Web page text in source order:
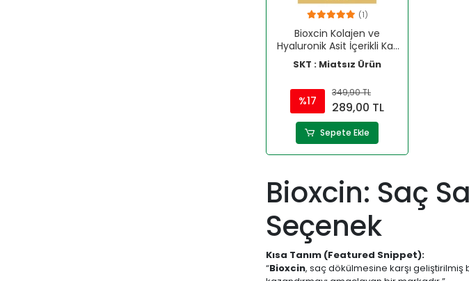
(1)
Bioxcin Kolajen ve
Hyaluronik Asit İçerikli Kaş
ve Kirpik Serumu 3 ml
SKT : Miatsız Ürün
%17
349,90 TL
289,00 TL
Sepete Ekle
Bioxcin: Saç
Seçenek
Kısa Tanım (Featured Snippet):
“Bioxcin, saç dökülmesine karşı geliştirilmiş